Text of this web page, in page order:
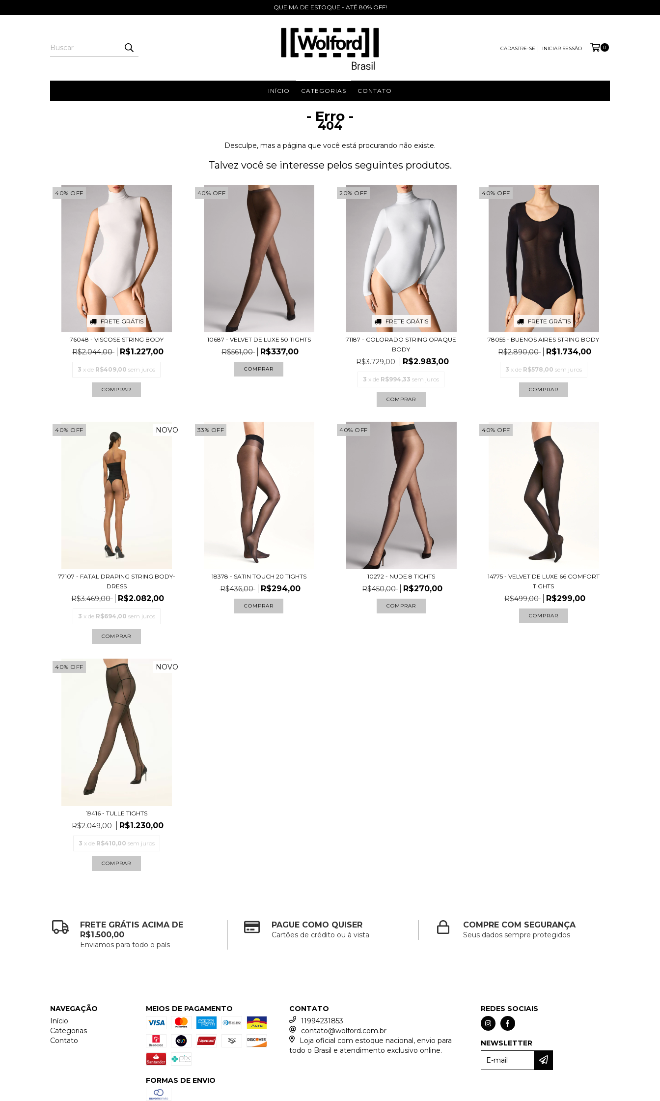
QUEIMA DE ESTOQUE - ATÉ 80% OFF!
CADASTRE-SE INICIAR SESSÃO 0
INÍCIO CATEGORIAS CONTATO
- Erro -
404
Desculpe, mas a página que você está procurando não existe.
Talvez você se interesse pelos seguintes produtos.
40% OFF
FRETE GRÁTIS
76048 - VISCOSE STRING BODY
R$2.044,00 R$1.227,00
3 x de R$409,00 sem juros
COMPRAR
40% OFF
10687 - VELVET DE LUXE 50 TIGHTS
R$561,00 R$337,00
COMPRAR
20% OFF
FRETE GRÁTIS
71187 - COLORADO STRING OPAQUE
BODY
R$3.729,00 R$2.983,00
3 x de R$994,33 sem juros
COMPRAR
40% OFF
FRETE GRÁTIS
78055 - BUENOS AIRES STRING BODY
R$2.890,00 R$1.734,00
3 x de R$578,00 sem juros
COMPRAR
40% OFF NOVO
77107 - FATAL DRAPING STRING BODY-
DRESS
R$3.469,00 R$2.082,00
3 x de R$694,00 sem juros
COMPRAR
33% OFF
18378 - SATIN TOUCH 20 TIGHTS
R$436,00 R$294,00
COMPRAR
40% OFF
10272 - NUDE 8 TIGHTS
R$450,00 R$270,00
COMPRAR
40% OFF
14775 - VELVET DE LUXE 66 COMFORT
TIGHTS
R$499,00 R$299,00
COMPRAR
40% OFF NOVO
19416 - TULLE TIGHTS
R$2.049,00 R$1.230,00
3 x de R$410,00 sem juros
COMPRAR
FRETE GRÁTIS ACIMA DE
R$1.500,00
Enviamos para todo o país
PAGUE COMO QUISER
Cartões de crédito ou à vista
COMPRE COM SEGURANÇA
Seus dados sempre protegidos
NAVEGAÇÃO
Início
Categorias
Contato
MEIOS DE PAGAMENTO
FORMAS DE ENVIO
CONTATO
11994231853
contato@wolford.com.br
Loja oficial com estoque nacional, envio para
todo o Brasil e atendimento exclusivo online.
REDES SOCIAIS
NEWSLETTER